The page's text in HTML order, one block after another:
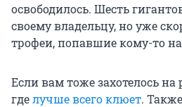
освободилось. Шесть
своему владельцу, но уже
трофеи, попавшие кому-то
Если вам тоже захотелось на
гделучше всего клюет.